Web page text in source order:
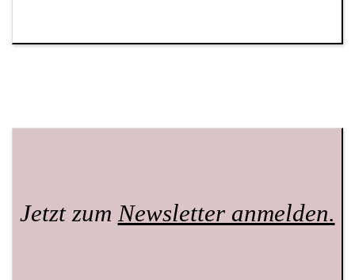
Jetzt zumNewsletter anmelden.